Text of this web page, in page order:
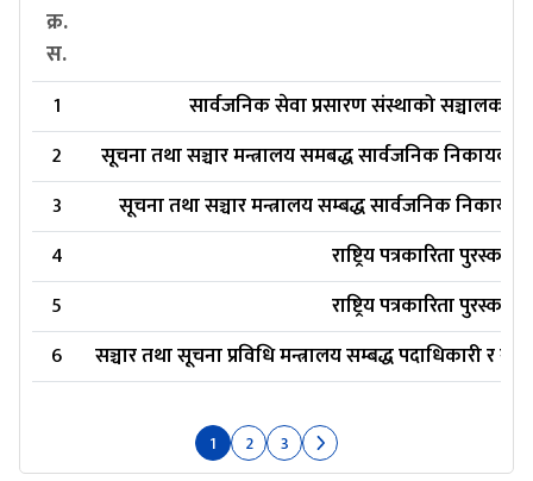
क्र.
स.
1
सार्वजनिक सेवा प्रसारण संस्थाको सञ्चालक
2
सूचना तथा सञ्चार मन्त्रालय समबद्ध सार्वजनिक
3
सूचना तथा सञ्चार मन्त्रालय सम्बद्ध सार्वजनिक
4
राष्ट्रिय पत्रकारिता
5
राष्ट्रिय पत्रकारिता
6
सञ्चार तथा सूचना प्रविधि मन्त्रालय सम्बद्ध पदाधिकारी
1 2 3